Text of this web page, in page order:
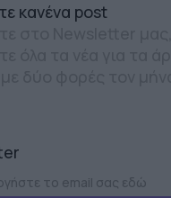
κανένα post